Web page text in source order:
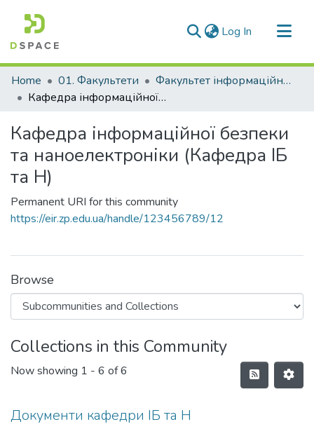
Log In (current)
Communities & Collections
All of DSpace
Home 01. Факультети
Факультет інформаційної безпеки та електронних комунікацій
Кафедра інформаційної безпеки та наноелектроніки (Кафедра ІБ та Н)
Кафедра інформаційної безпеки
та наноелектроніки (Кафедра ІБ
та Н)
Permanent URI for this community
https://eir.zp.edu.ua/handle/123456789/12
Browse
Collections in this Community
Now showing 1 - 6 of 6
Документи кафедри ІБ та Н